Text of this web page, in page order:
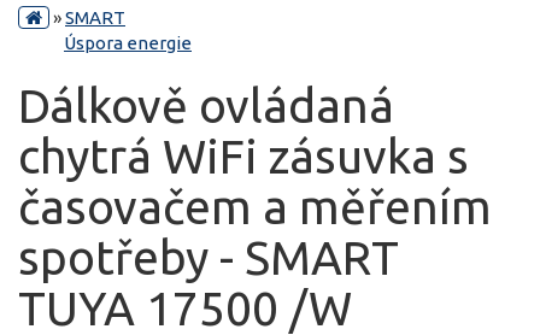
»SMART
Úspora energie
Dálkově ovládaná
chytrá WiFi zásuvka s
časovačem a měřením
spotřeby - SMART
TUYA 17500 /W